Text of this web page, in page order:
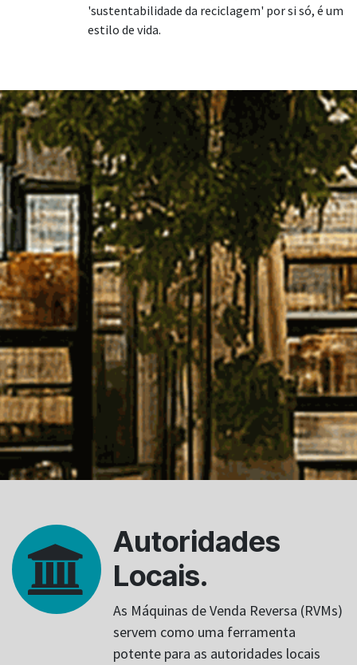
'sustentabilidade da reciclagem' por si só, é um
estilo de vida.
Autoridades
Locais.
As Máquinas de Venda Reversa (RVMs)
servem como uma ferramenta
potente para as autoridades locais